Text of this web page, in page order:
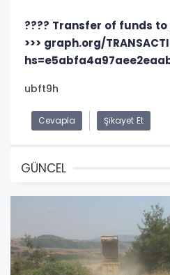
???? Transfer of funds to
>>> graph.org/
ubft9h
Cevapla Şikayet Et
GÜNCEL